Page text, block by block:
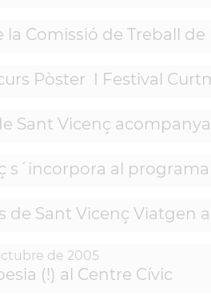
la Comissió de Treball
Pòster I Festival
Sant Vicenç
s´incorpora al
de Sant Vicenç Viatgen
de 2005
(!) al Centre Cívic